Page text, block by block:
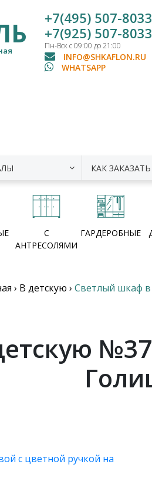
+7(495) 507-8033
+7(925) 507-8033
Пн-Вск с 09:00 до 21:00
INFO@SHKAFLON.RU
WHATSAPP
КАК ЗАКАЗАТЬ
С
АНТРЕСОЛЯМИ
ГАРДЕРОБНЫЕ
› В детскую › Светлый шкаф в